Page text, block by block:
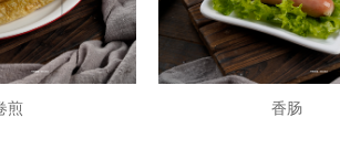
煎 香肠